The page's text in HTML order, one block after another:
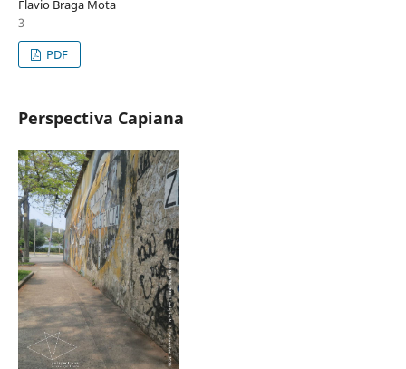
Flavio Braga Mota
3
PDF
Perspectiva Capiana